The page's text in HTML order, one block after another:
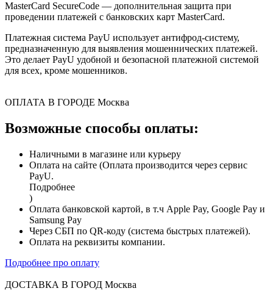
MasterCard SecureCode — дополнительная защита при
проведении платежей с банковских карт MasterCard.
Платежная система PayU использует антифрод-систему,
предназначенную для выявления мошеннических платежей.
Это делает PayU удобной и безопасной платежной системой
для всех, кроме мошенников.
ОПЛАТА В ГОРОДЕ Москва
Возможные способы оплаты:
Наличными в магазине или курьеру
Оплата на сайте (Оплата производится через сервис
PayU.
Подробнее
)
Оплата банковской картой, в т.ч Apple Pay, Google Pay и
Samsung Pay
Через СБП по QR-коду (система быстрых платежей).
Оплата на реквизиты компании.
Подробнее про оплату
ДОСТАВКА В ГОРОД Москва